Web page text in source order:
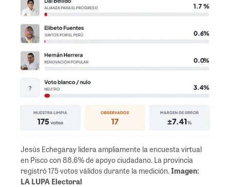
Jesús Echegaray lidera ampliamente la encuesta virtual
en Pisco con 88.6% de apoyo ciudadano. La provincia
registró 175 votos válidos durante la medición.Imagen:
LA LUPA Electoral